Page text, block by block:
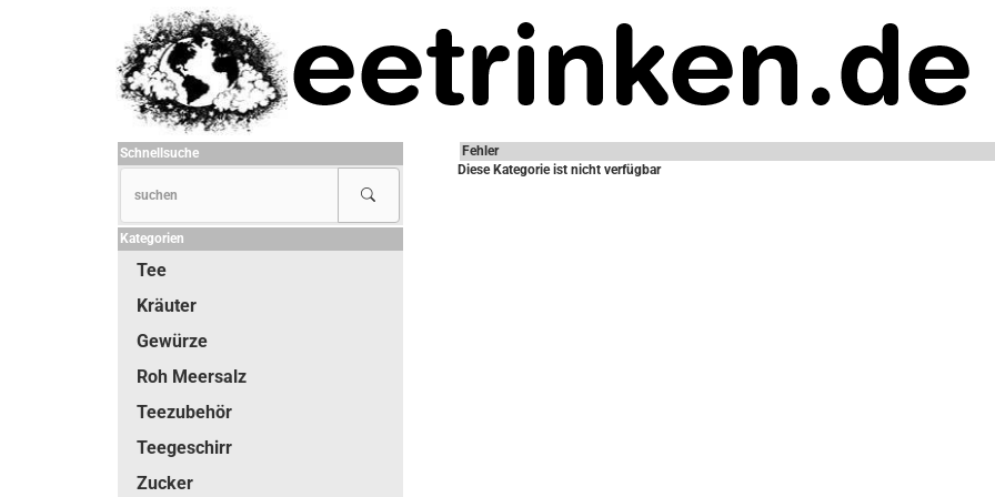
Fehler
Diese Kategorie ist nicht verfügbar
Schnellsuche
Kategorien
Tee
Kräuter
Gewürze
Roh Meersalz
Teezubehör
Teegeschirr
Zucker